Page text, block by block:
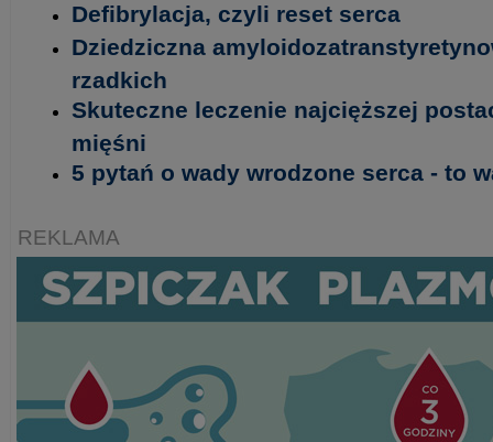
Defibrylacja, czyli reset serca
Dziedziczna
rzadkich
Skuteczne leczenie najcięższej
mięśni
5 pytań o wady wrodzone serca - to
REKLAMA